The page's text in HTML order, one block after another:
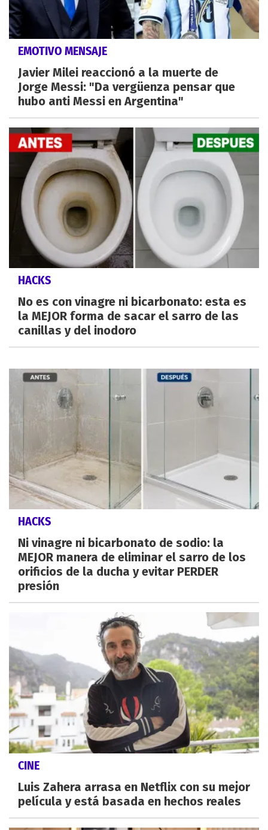
EMOTIVO MENSAJE
Javier Milei reaccionó a la muerte de
Jorge Messi: "Da vergüenza pensar que
hubo anti Messi en Argentina"
HACKS
No es con vinagre ni bicarbonato: esta es
la MEJOR forma de sacar el sarro de las
canillas y del inodoro
HACKS
Ni vinagre ni bicarbonato de sodio: la
MEJOR manera de eliminar el sarro de los
orificios de la ducha y evitar PERDER
presión
CINE
Luis Zahera arrasa en Netflix con su mejor
película y está basada en hechos reales